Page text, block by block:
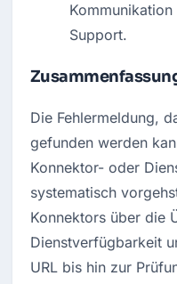
Support.
Die Fehlermeldung,
gefunden werden
Konnektor- oder
systematisch
Konnektors über die
Dienstverfügbarkeit
URL bis hin zur